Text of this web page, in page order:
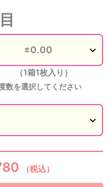
（1箱1枚入り）
数を選択してください
（税込）